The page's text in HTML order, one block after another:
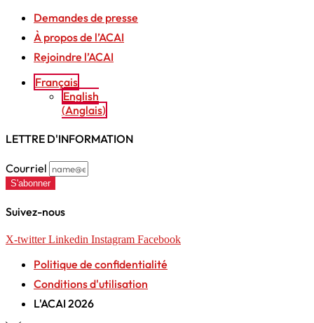
Demandes de presse
À propos de l’ACAI
Rejoindre l’ACAI
Français
English
(Anglais)
LETTRE D'INFORMATION
Courriel
S'abonner
Suivez-nous
X-twitter Linkedin Instagram Facebook
Politique de confidentialité
Conditions d'utilisation
L'ACAI 2026